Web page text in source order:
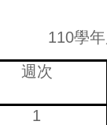
110學
週次
1